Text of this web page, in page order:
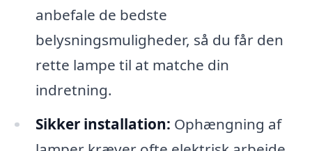
anbefale de bedste
belysningsmuligheder, så du får den
rette lampe til at matche din
indretning.
Sikker installation: Ophængning af